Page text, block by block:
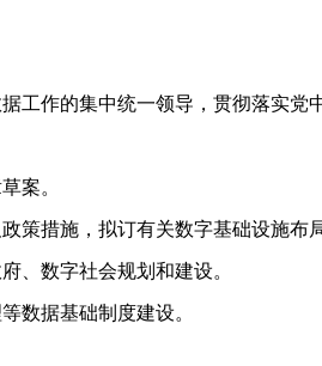
作的集中统一领导，贯彻落实党
案。
措施，拟订有关数字基础设施布局
数字社会规划和建设。
据基础制度建设。